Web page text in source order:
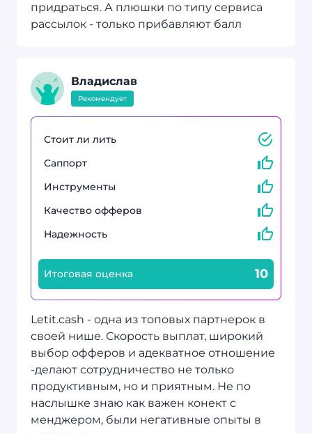
придраться. А плюшки по типу сервиса
рассылок - только прибавляют балл
Владислав
Рекомендует
Стоит ли лить
Саппорт
Инструменты
Качество офферов
Надежность
Итоговая оценка 10
Letit.cash - одна из топовых партнерок в
своей нише. Скорость выплат, широкий
выбор офферов и адекватное отношение
-делают сотрудничество не только
продуктивным, но и приятным. Не по
наслышке знаю как важен конект с
менджером, были негативные опыты в